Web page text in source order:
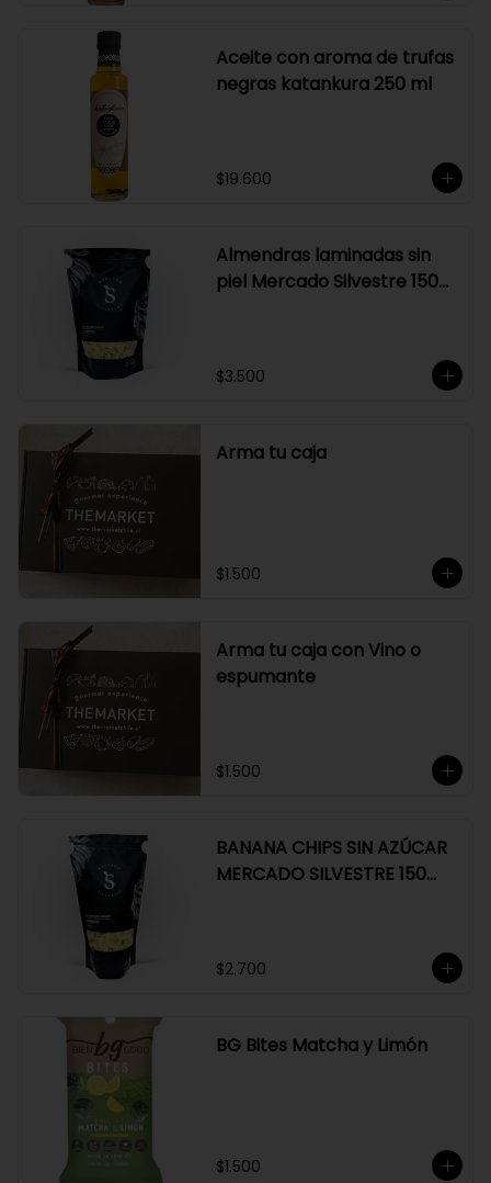
Aceite con aroma de trufas
negras katankura 250 ml
$19.600
Almendras laminadas sin
piel Mercado Silvestre 150
$3.500
Arma tu caja
$1.500
Arma tu caja con Vino o
espumante
$1.500
BANANA CHIPS SIN AZÚCAR
MERCADO SILVESTRE 150
$2.700
BG Bites Matcha y Limón
$1.500